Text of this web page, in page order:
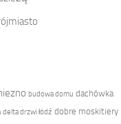
budowa domu dachówka
delta drzwi łódź dobre moskitiery